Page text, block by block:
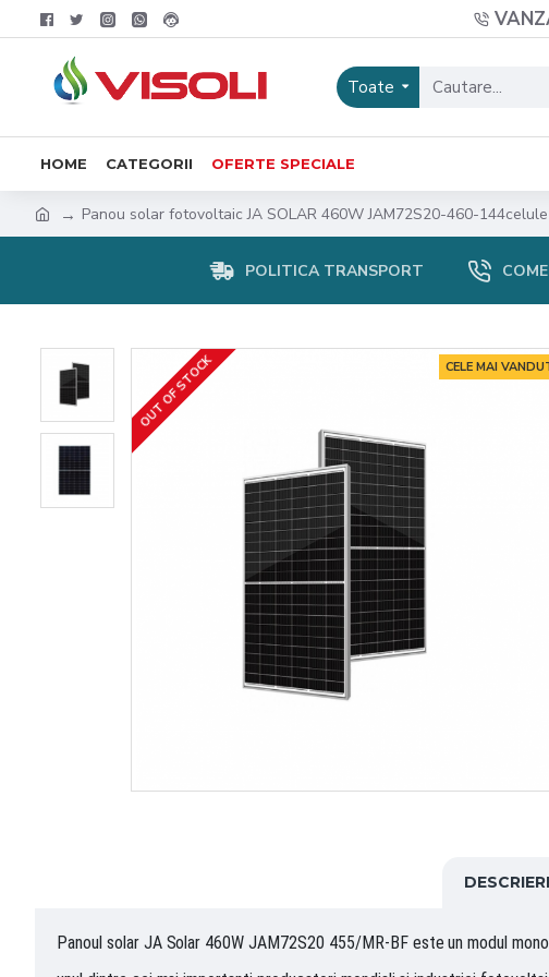
Toate
HOME CATEGORII OFERTE SPECIALE
Panou solar fotovoltaic JA SOLAR 460W JAM72S20-460-144celule
POLITICA TRANSPORT
CELE MAI
OUT OF STOCK
Panoul solar JA Solar 460W JAM72S20 455/MR-BF este un modul